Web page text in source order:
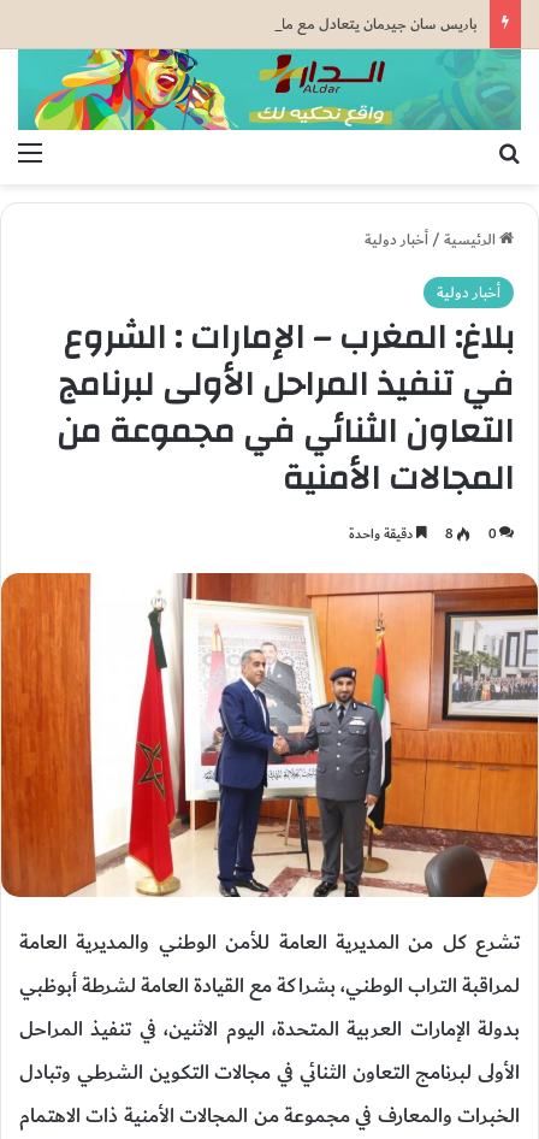
باريس سان جيرمان يتعادل مع مانشستر يونايتد قبل كأس السوبر الأوروبي
الرئيسية/أخبار دولية
أخبار دولية
بلاغ: المغرب – الإمارات : الشروع
في تنفيذ المراحل الأولى لبرنامج
التعاون الثنائي في مجموعة من
المجالات الأمنية
0
8 دقيقة واحدة
تشرع كل من المديرية العامة للأمن الوطني والمديرية العامة
لمراقبة التراب الوطني، بشراكة مع القيادة العامة لشرطة أبوظبي
بدولة الإمارات العربية المتحدة، اليوم الاثنين، في تنفيذ المراحل
الأولى لبرنامج التعاون الثنائي في مجالات التكوين الشرطي وتبادل
الخبرات والمعارف في مجموعة من المجالات الأمنية ذات الاهتمام